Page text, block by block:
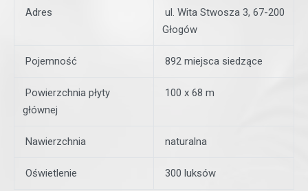
Adres
ul. Wita Stwosza 3, 67-200
Głogów
Pojemność 892 miejsca siedzące
Powierzchnia płyty
głównej
100 x 68 m
Nawierzchnia naturalna
Oświetlenie 300 luksów